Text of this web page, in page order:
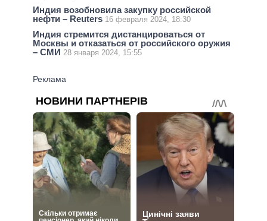
Индия возобновила закупку российской
нефти – Reuters 16 февраля 2024, 18:30
Индия стремится дистанцироваться от
Москвы и отказаться от российского оружия
– СМИ 28 января 2024, 15:55